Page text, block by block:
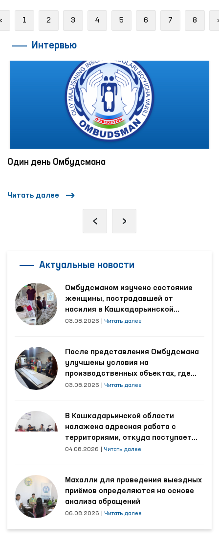
Previous
1 2 3 4 5 6 7 8
Интервью
Один день Омбудсмана
Читать далее
‹ ›
Актуальные новости
Омбудсманом изучено состояние
женщины, пострадавшей от
насилия в Кашкадарьинской
области
03.08.2026 Читать далее
После представления Омбудсмана
улучшены условия на
производственных объектах, где
трудятся осуждённые
03.08.2026 Читать далее
В Кашкадарьинской области
налажена адресная работа с
территориями, откуда поступает
наибольшее количество обращений
04.08.2026 Читать далее
Махалли для проведения выездных
приёмов определяются на основе
анализа обращений
06.08.2026 Читать далее